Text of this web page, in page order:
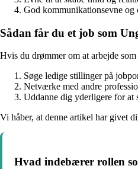
God kommunikationsevne og
Sådan får du et job som
Hvis du drømmer om at arbejde
Søge ledige stillinger på
Netværke med andre
Uddanne dig yderligere for at
Vi håber, at denne artikel har givet
Hvad indebærer rollen